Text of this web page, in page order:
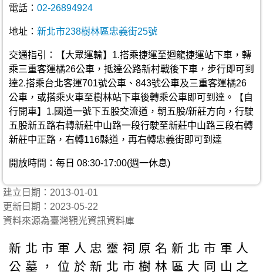
電話： 02-26894924
地址： 新北市238樹林區忠義街25號
交通指引：【大眾運輸】1.搭乘捷運至迴龍捷運站下車，轉
乘三重客運橘26公車，抵達公路新村戰後下車，步行即可到
達2.搭乘台北客運701號公車、843號公車及三重客運橘26
公車，或搭乘火車至樹林站下車後轉乘公車即可到達。【自
行開車】1.國道一號下五股交流道，朝五股/新莊方向，行駛
五股新五路右轉新莊中山路一段行駛至新莊中山路三段右轉
新莊中正路，右轉116縣道，再右轉忠義街即可到達
開放時間：每日 08:30-17:00(週一休息)
建立日期：2013-01-01
更新日期：2023-05-22
資料來源為臺灣觀光資訊資料庫
新北市軍人忠靈祠原名新北市軍人
公墓，位於新北市樹林區大同山之